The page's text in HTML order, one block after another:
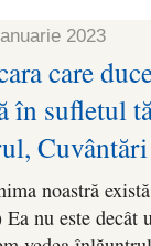
2023
care
în sufletul
noastră
nu este decât